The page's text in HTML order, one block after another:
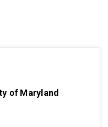
of Maryland